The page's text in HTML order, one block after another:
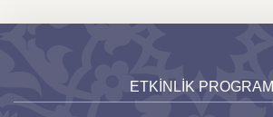
ETKİNLİK PROGRAMI